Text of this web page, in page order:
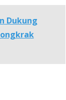
Dukung